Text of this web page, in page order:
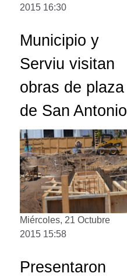
2015 16:30
Municipio y
Serviu visitan
obras de plaza
de San Antonio
Miércoles, 21 Octubre
2015 15:58
Presentaron